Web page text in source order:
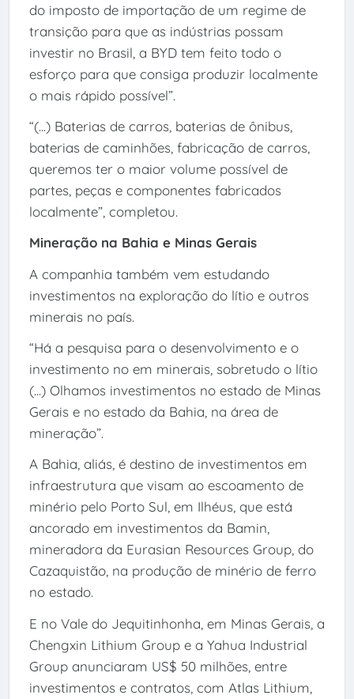
do imposto de importação de um regime de
transição para que as indústrias possam
investir no Brasil, a BYD tem feito todo o
esforço para que consiga produzir localmente
o mais rápido possível”.
“(...) Baterias de carros, baterias de ônibus,
baterias de caminhões, fabricação de carros,
queremos ter o maior volume possível de
partes, peças e componentes fabricados
localmente”, completou.
Mineração na Bahia e Minas Gerais
A companhia também vem estudando
investimentos na exploração do lítio e outros
minerais no país.
“Há a pesquisa para o desenvolvimento e o
investimento no em minerais, sobretudo o lítio
(...) Olhamos investimentos no estado de Minas
Gerais e no estado da Bahia, na área de
mineração”.
A Bahia, aliás, é destino de investimentos em
infraestrutura que visam ao escoamento de
minério pelo Porto Sul, em Ilhéus, que está
ancorado em investimentos da Bamin,
mineradora da Eurasian Resources Group, do
Cazaquistão, na produção de minério de ferro
no estado.
E no Vale do Jequitinhonha, em Minas Gerais, a
Chengxin Lithium Group e a Yahua Industrial
Group anunciaram US$ 50 milhões, entre
investimentos e contratos, com Atlas Lithium,